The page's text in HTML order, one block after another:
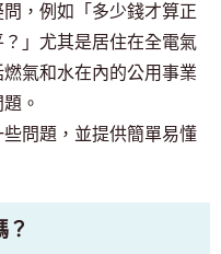
，例如「多少錢才算正
」尤其是居住在全電氣
氣和水在內的公用事業
。
問題，並提供簡單易懂
？